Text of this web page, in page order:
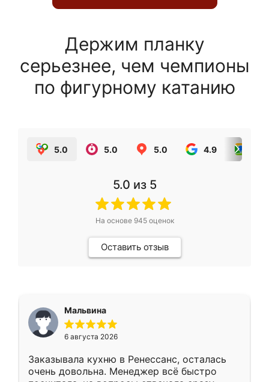
Держим планку
серьезнее, чем чемпионы
по фигурному катанию
5.0 5.0 5.0 4.9
5.0 из 5
На основе 945оценок
Оставить отзыв
Мальвина
6 августа 2026
Заказывала кухню в Ренессанс, осталась
очень довольна. Менеджер всё быстро